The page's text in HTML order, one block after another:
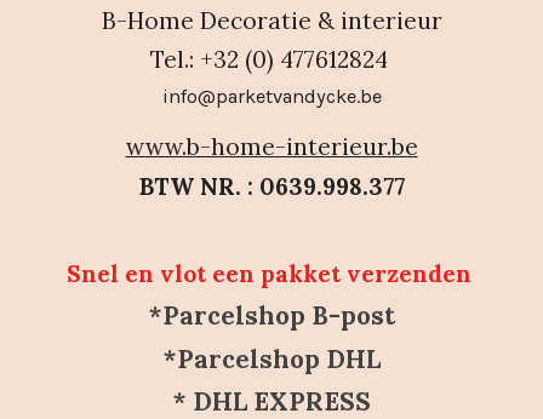
B-Home Decoratie & interieur
Tel.: +32 (0) 477612824
info@parketvandycke.be
www.b-home-interieur.be
BTW NR. : 0639.998.377
Snel en vlot een pakket verzenden
*Parcelshop B-post
*Parcelshop DHL
* DHL EXPRESS